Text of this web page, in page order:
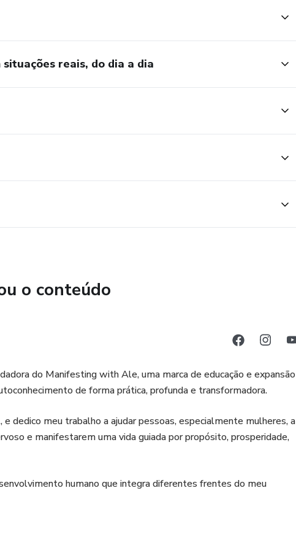
e tire todas as suas dúvidas.
reais, do dia a dia
o conteúdo
do Manifesting with Ale, uma marca de educação e expansão
de forma prática, profunda e transformadora.
dedico meu trabalho a ajudar pessoas, especialmente mulheres, a
e manifestarem uma vida guiada por propósito, prosperidade,
humano que integra diferentes frentes do meu
Leis Universais, autoconsciência e manifestação